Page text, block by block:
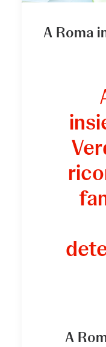
A Roma
A